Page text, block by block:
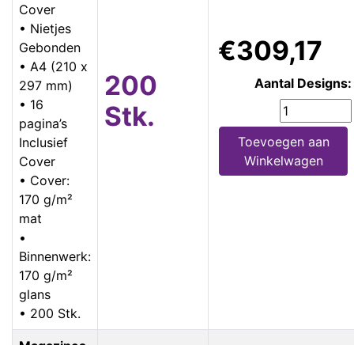
Cover
• Nietjes
Gebonden
• A4 (210 x
297 mm)
• 16
pagina’s
Inclusief
Cover
• Cover:
170 g/m²
mat
•
Binnenwerk:
170 g/m²
glans
• 200 Stk.
200
Stk.
€309,17
Aantal Designs:
Toevoegen aan
Winkelwagen